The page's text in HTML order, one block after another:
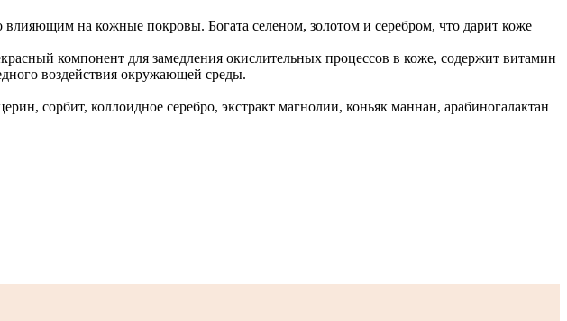
на кожные покровы. Богата селеном, золотом и серебром, что дарит коже
компонент для замедления окислительных процессов в коже, содержит витамин
воздействия окружающей среды.
сорбит, коллоидное серебро, экстракт магнолии, коньяк маннан, арабиногалактан